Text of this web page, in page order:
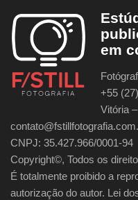
em
+55
Vitória
CNPJ: 35.427.966/0001-94
Copyright©, Todos os
É totalmente proibido a
autorização do autor. Lei